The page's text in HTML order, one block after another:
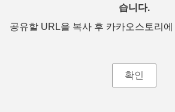
습니다.
공유할 URL을 복사 후 카카오스토리
확인